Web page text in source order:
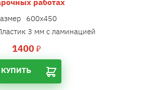
600х450
3 мм с ламинацией
1400 ₽
КУПИТЬ